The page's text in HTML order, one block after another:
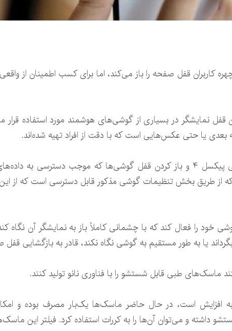
۴ با مشاهده چهره کاربران قفل صفحه را باز می‌کند، اما برای کسب اطمینان
قفل نمایشگر در بسیاری از گوشی‌های هوشمند مورد استفاده
بعدی یا حتی عکس‌هایی است که با دقت از افراد تهیه شده‌اند.
گوگل برای جلوگیری از فریب گوشی پیکسل ۴ و باز کردن قفل گوشی‌ها که
از طریق بخش تنظیمات گوشی مذکور قابل دسترسی است که از این
خود را فعال کند که با چشمانی کاملاً باز به نمایشگر آن نگاه
بگرداند یا به طور مستقیم به گوشی نگاه نکند، قادر به بازگشایی
ماسک‌های طبی قابل شستشو را با فناوری نانو تولید کنند.
افزایش است، در حال حاضر ماسک‌ها یک‌بار مصرف بوده و
داشته و می‌توان آن‌ها را به کررات استفاده کرد. فیلتر این